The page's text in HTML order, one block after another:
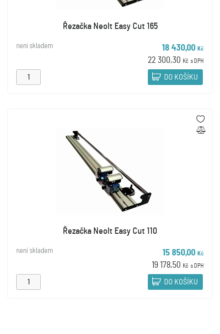
Řezačka Neolt Easy Cut 165
není skladem 18 430,00 Kč
22 300,30 Kč s DPH
DO KOŠÍKU
Řezačka Neolt Easy Cut 110
není skladem 15 850,00 Kč
19 178,50 Kč s DPH
DO KOŠÍKU